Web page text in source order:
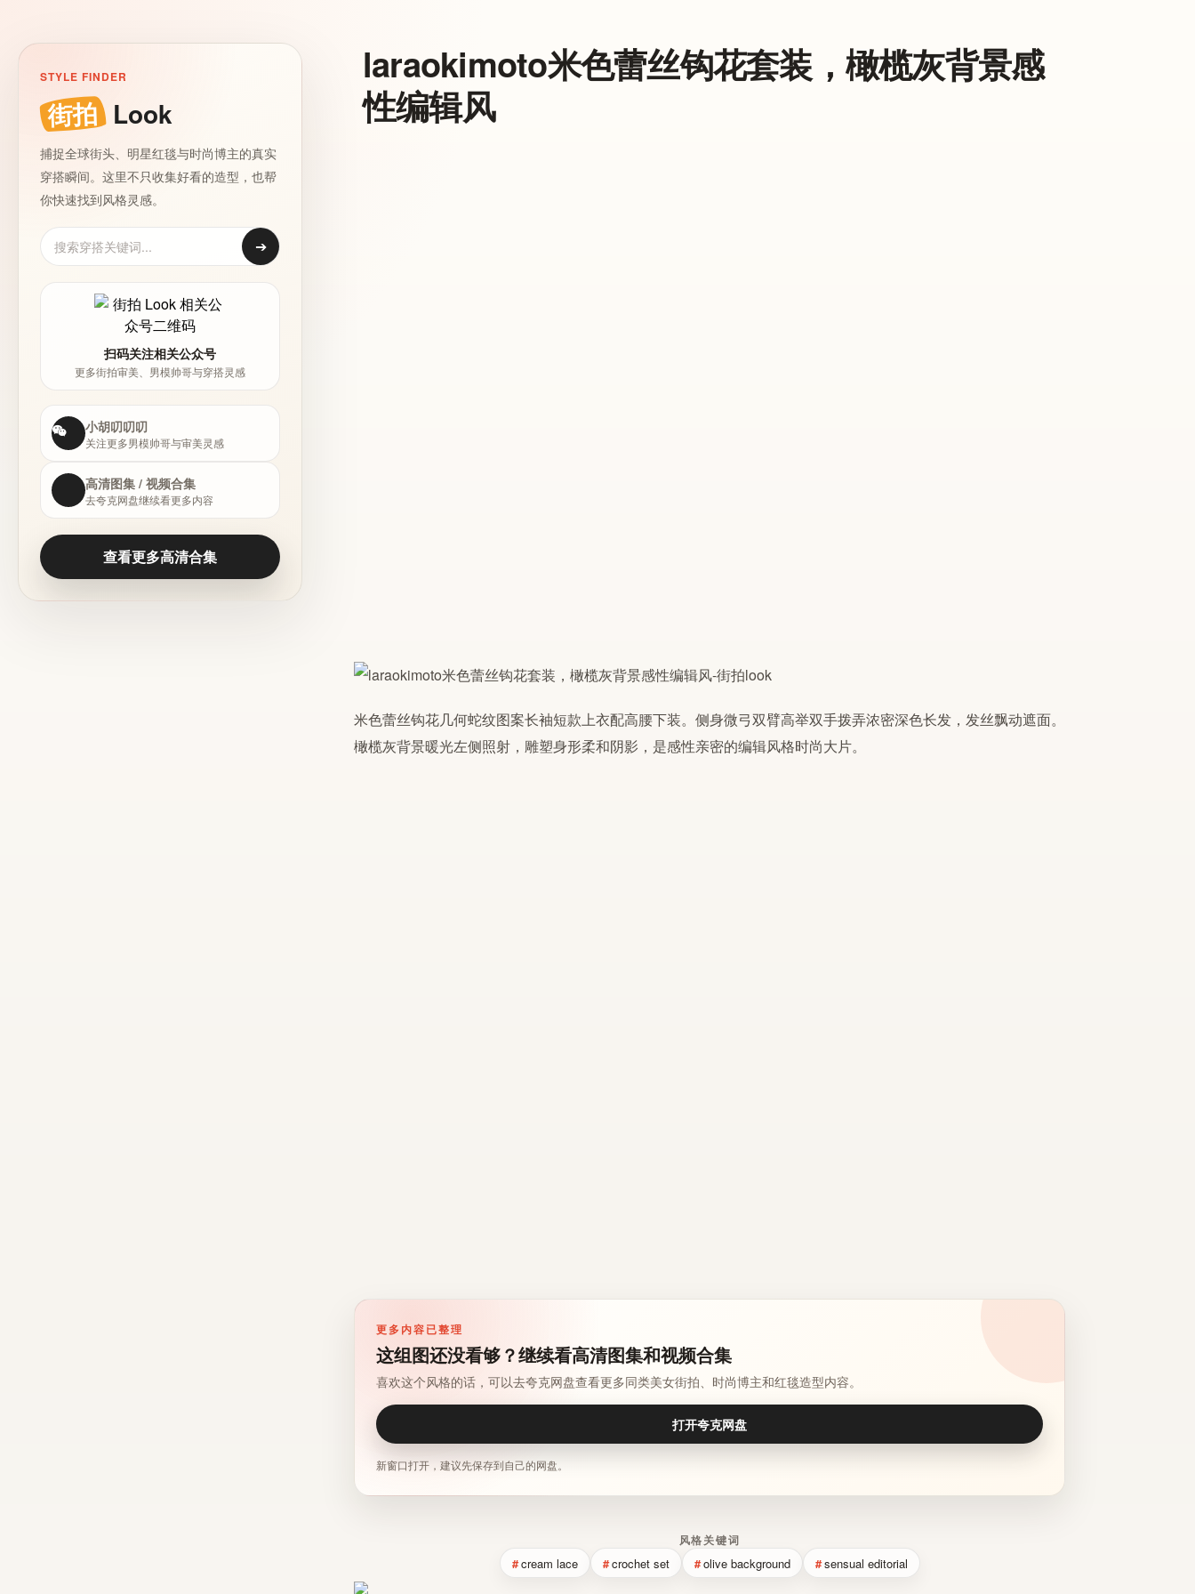
STYLE FINDER
街拍 Look
捕捉全球街头、明星红毯与时尚博主的真实
穿搭瞬间。这里不只收集好看的造型，也帮
你快速找到风格灵感。
➔
扫码关注相关公众号
更多街拍审美、男模帅哥与穿搭灵感
小胡叨叨叨
关注更多男模帅哥与审美灵感
高清图集 / 视频合集
去夸克网盘继续看更多内容
查看更多高清合集
laraokimoto米色蕾丝钩花套装，橄榄灰背景感
性编辑风
米色蕾丝钩花几何蛇纹图案长袖短款上衣配高腰下装。侧身微弓双臂高举双手拨弄浓密深色长发，发丝飘动遮面。
橄榄灰背景暖光左侧照射，雕塑身形柔和阴影，是感性亲密的编辑风格时尚大片。
更多内容已整理
这组图还没看够？继续看高清图集和视频合集
喜欢这个风格的话，可以去夸克网盘查看更多同类美女街拍、时尚博主和红毯造型内容。
打开夸克网盘
新窗口打开，建议先保存到自己的网盘。
风格关键词
cream lace crochet set olive background sensual editorial